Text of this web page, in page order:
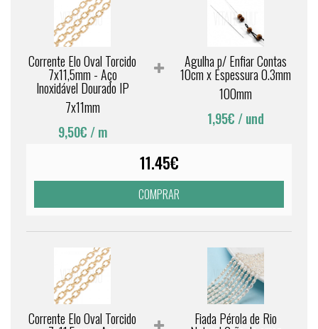
Corrente Elo Oval Torcido
7x11,5mm - Aço
Inoxidável Dourado IP
7x11mm
9,50€ / m
Agulha p/ Enfiar Contas
10cm x Espessura 0.3mm
100mm
1,95€ / und
11.45€
COMPRAR
Corrente Elo Oval Torcido Fiada Pérola de Rio